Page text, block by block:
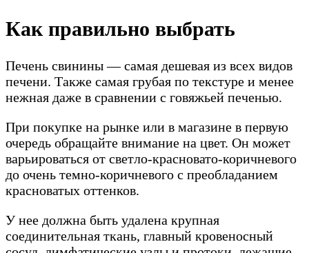
Как правильно выбрать
Печень свинины — самая дешевая из всех видов
печени. Также самая грубая по текстуре и менее
нежная даже в сравнении с говяжьей печенью.
При покупке на рынке или в магазине в первую
очередь обращайте внимание на цвет. Он может
варьироваться от светло-красновато-коричневого
до очень темно-коричневого с преобладанием
красноватых оттенков.
У нее должна быть удалена крупная
соединительная ткань, главный кровеносный